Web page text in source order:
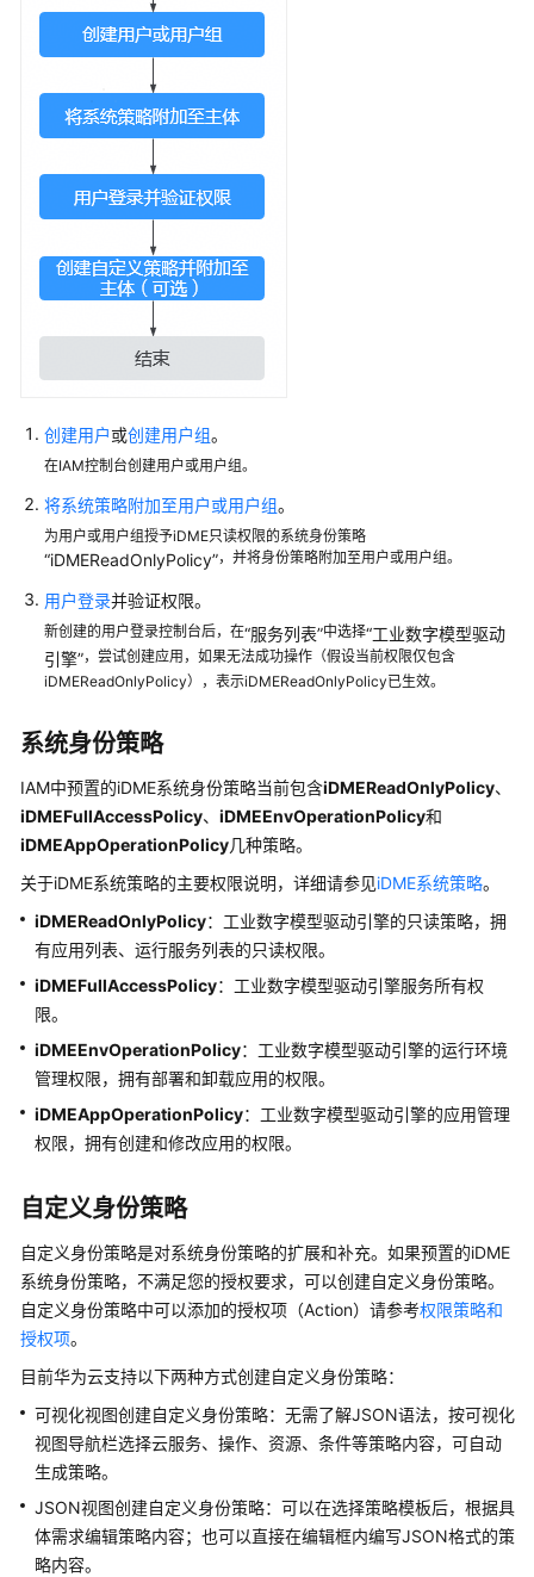
使
必
读
准
备
工
准
资
管
iDME
用
户
iDME
用
户
理
概
述
iDME
操
作
户
授
权）
通
过
角
或
策
略
使
用
iDME
限
创建用户或创建用户组。
在IAM控制台创建用户或用户组。
将系统策略附加至用户或用户组。
为用户或用户组授予iDME只读权限的系统身份策略
“iDMEReadOnlyPolicy”，并将身份策略附加至用户或用户组。
用户登录并验证权限。
新创建的用户登录控制台后，在“服务列表”中选择“工业数字模型驱动
引擎”，尝试创建应用，如果无法成功操作（假设当前权限仅包含
iDMEReadOnlyPolicy），表示iDMEReadOnlyPolicy已生效。
系统身份策略
IAM中预置的iDME系统身份策略当前包含iDMEReadOnlyPolicy、
iDMEFullAccessPolicy、 iDMEEnvOperationPolicy和
iDMEAppOperationPolicy几种策略。
关于iDME系统策略的主要权限说明，详细请参见iDME系统策略。
iDMEReadOnlyPolicy：工业数字模型驱动引擎的只读策略，拥
有应用列表、运行服务列表的只读权限。
iDMEFullAccessPolicy：工业数字模型驱动引擎服务所有权
限。
iDMEEnvOperationPolicy：工业数字模型驱动引擎的运行环境
管理权限，拥有部署和卸载应用的权限。
iDMEAppOperationPolicy：工业数字模型驱动引擎的应用管理
权限，拥有创建和修改应用的权限。
自定义身份策略
自定义身份策略是对系统身份策略的扩展和补充。如果预置的iDME
系统身份策略，不满足您的授权要求，可以创建自定义身份策略。
自定义身份策略中可以添加的授权项（Action）请参考权限策略和
授权项。
目前华为云支持以下两种方式创建自定义身份策略：
可视化视图创建自定义身份策略：无需了解JSON语法，按可视化
视图导航栏选择云服务、操作、资源、条件等策略内容，可自动
生成策略。
JSON视图创建自定义身份策略：可以在选择策略模板后，根据具
体需求编辑策略内容；也可以直接在编辑框内编写JSON格式的策
略内容。